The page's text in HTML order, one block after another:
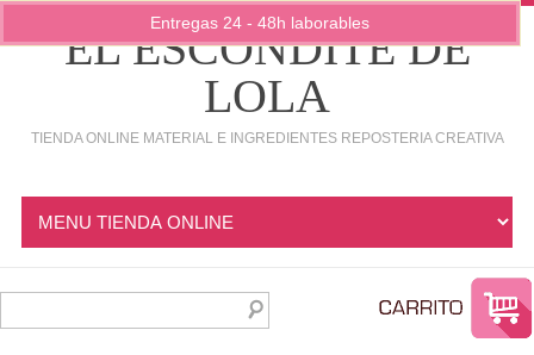
EL ESCONDITE DE
LOLA
TIENDA ONLINE MATERIAL E INGREDIENTES REPOSTERIA CREATIVA
Entregas 24 - 48h laborables